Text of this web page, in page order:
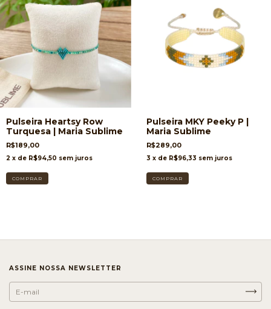
Pulseira Heartsy Row
Turquesa | Maria Sublime
R$189,00
2 x de R$94,50 sem juros
Pulseira MKY Peeky P |
Maria Sublime
R$289,00
3 x de R$96,33 sem juros
ASSINE NOSSA NEWSLETTER